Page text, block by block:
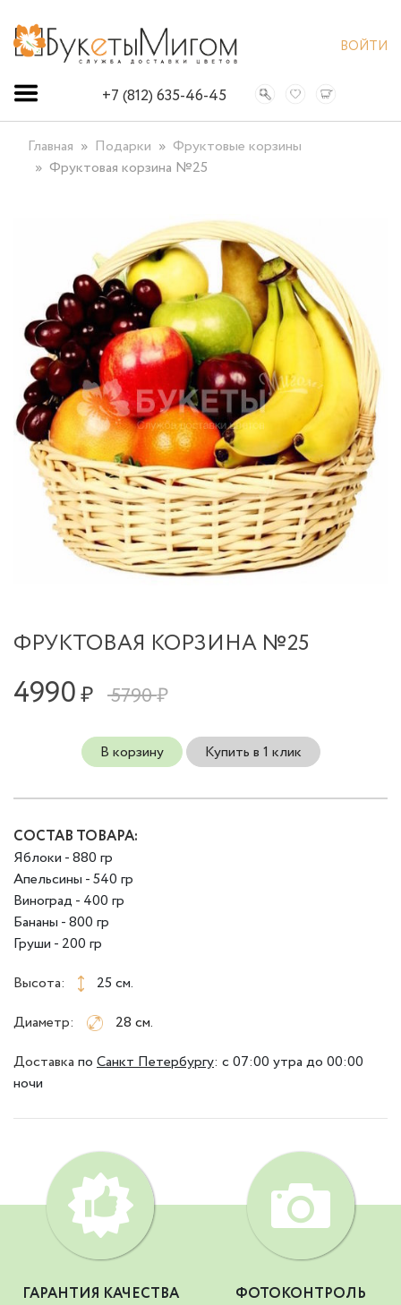
ВОЙТИ
+7 (812) 635-46-45
Главная Подарки
Фруктовые корзины
Фруктовая корзина №25
ФРУКТОВАЯ КОРЗИНА №25
4990₽ 5790 ₽
В корзину Купить в 1 клик
СОСТАВ ТОВАРА:
Яблоки - 880 гр
Апельсины - 540 гр
Виноград - 400 гр
Бананы - 800 гр
Груши - 200 гр
Высота:
25 см.
Диаметр:
28 см.
Доставка по Санкт Петербургу: с 07:00 утра до 00:00
ночи
ГАРАНТИЯ КАЧЕСТВА
ФОТОКОНТРОЛЬ